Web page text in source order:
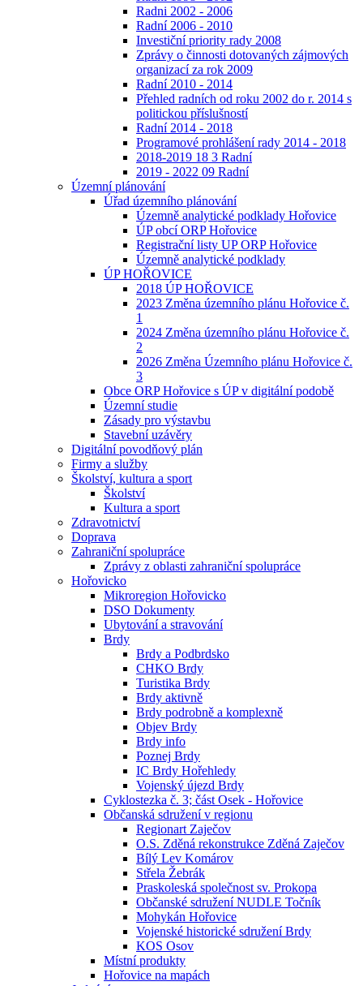
Radni 2002 - 2006
Radní 2006 - 2010
Investiční priority rady 2008
Zprávy o činnosti dotovaných zájmových
organizací za rok 2009
Radní 2010 - 2014
Přehled radních od roku 2002 do r. 2014 s
politickou příslušností
Radní 2014 - 2018
Programové prohlášení rady 2014 - 2018
2018-2019 18 3 Radní
2019 - 2022 09 Radní
Územní plánování
Úřad územního plánování
Územně analytické podklady Hořovice
ÚP obcí ORP Hořovice
Registrační listy UP ORP Hořovice
Územně analytické podklady
ÚP HOŘOVICE
2018 ÚP HOŘOVICE
2023 Změna územního plánu Hořovice č.
1
2024 Změna územního plánu Hořovice č.
2
2026 Změna Územního plánu Hořovice č.
3
Obce ORP Hořovice s ÚP v digitální podobě
Územní studie
Zásady pro výstavbu
Stavební uzávěry
Digitální povodňový plán
Firmy a služby
Školství, kultura a sport
Školství
Kultura a sport
Zdravotnictví
Doprava
Zahraniční spolupráce
Zprávy z oblasti zahraniční spolupráce
Hořovicko
Mikroregion Hořovicko
DSO Dokumenty
Ubytování a stravování
Brdy
Brdy a Podbrdsko
CHKO Brdy
Turistika Brdy
Brdy aktivně
Brdy podrobně a komplexně
Objev Brdy
Brdy info
Poznej Brdy
IC Brdy Hořehledy
Vojenský újezd Brdy
Cyklostezka č. 3; část Osek - Hořovice
Občanská sdružení v regionu
Regionart Zaječov
O.S. Zděná rekonstrukce Zděná Zaječov
Bílý Lev Komárov
Střela Žebrák
Praskoleská společnost sv. Prokopa
Občanské sdružení NUDLE Točník
Mohykán Hořovice
Vojenské historické sdružení Brdy
KOS Osov
Místní produkty
Hořovice na mapách